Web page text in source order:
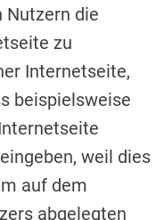
Nutzern die
zu
Internetseite,
beispielsweise
weil dies
auf dem
abgelegten